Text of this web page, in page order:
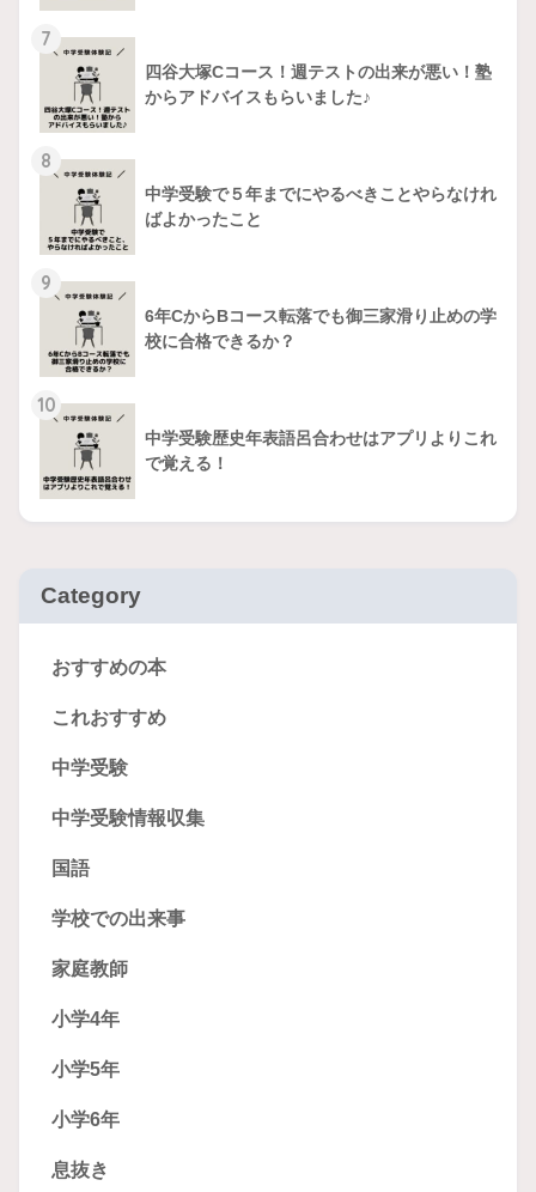
7
四谷大塚Cコース！週テストの出来が悪い！塾
からアドバイスもらいました♪
8
中学受験で５年までにやるべきことやらなけれ
ばよかったこと
9
6年CからBコース転落でも御三家滑り止めの学
校に合格できるか？
10
中学受験歴史年表語呂合わせはアプリよりこれ
で覚える！
Category
おすすめの本
これおすすめ
中学受験
中学受験情報収集
国語
学校での出来事
家庭教師
小学4年
小学5年
小学6年
息抜き